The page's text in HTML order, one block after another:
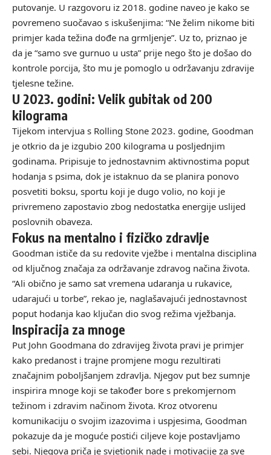
putovanje. U razgovoru iz 2018. godine naveo je kako se
povremeno suočavao s iskušenjima: “Ne želim nikome biti
primjer kada težina dođe na grmljenje”. Uz to, priznao je
da je “samo sve gurnuo u usta” prije nego što je došao do
kontrole porcija, što mu je pomoglo u održavanju zdravije
tjelesne težine.
U 2023. godini: Velik gubitak od 200
kilograma
Tijekom intervjua s Rolling Stone 2023. godine, Goodman
je otkrio da je izgubio 200 kilograma u posljednjim
godinama. Pripisuje to jednostavnim aktivnostima poput
hodanja s psima, dok je istaknuo da se planira ponovo
posvetiti boksu, sportu koji je dugo volio, no koji je
privremeno zapostavio zbog nedostatka energije uslijed
poslovnih obaveza.
Fokus na mentalno i fizičko zdravlje
Goodman ističe da su redovite vježbe i mentalna disciplina
od ključnog značaja za održavanje zdravog načina života.
“Ali obično je samo sat vremena udaranja u rukavice,
udarajući u torbe”, rekao je, naglašavajući jednostavnost
poput hodanja kao ključan dio svog režima vježbanja.
Inspiracija za mnoge
Put John Goodmana do zdravijeg života pravi je primjer
kako predanost i trajne promjene mogu rezultirati
značajnim poboljšanjem zdravlja. Njegov put bez sumnje
inspirira mnoge koji se također bore s prekomjernom
težinom i zdravim načinom života. Kroz otvorenu
komunikaciju o svojim izazovima i uspjesima, Goodman
pokazuje da je moguće postići ciljeve koje postavljamo
sebi. Njegova priča je svjetionik nade i motivacije za sve